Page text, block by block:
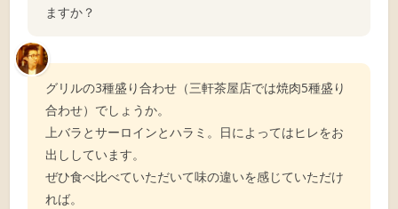
ますか？
グリルの3種盛り合わせ（三軒茶屋店では焼肉5種盛り
合わせ）でしょうか。
上バラとサーロインとハラミ。日によってはヒレをお
出ししています。
ぜひ食べ比べていただいて味の違いを感じていただけ
れば。